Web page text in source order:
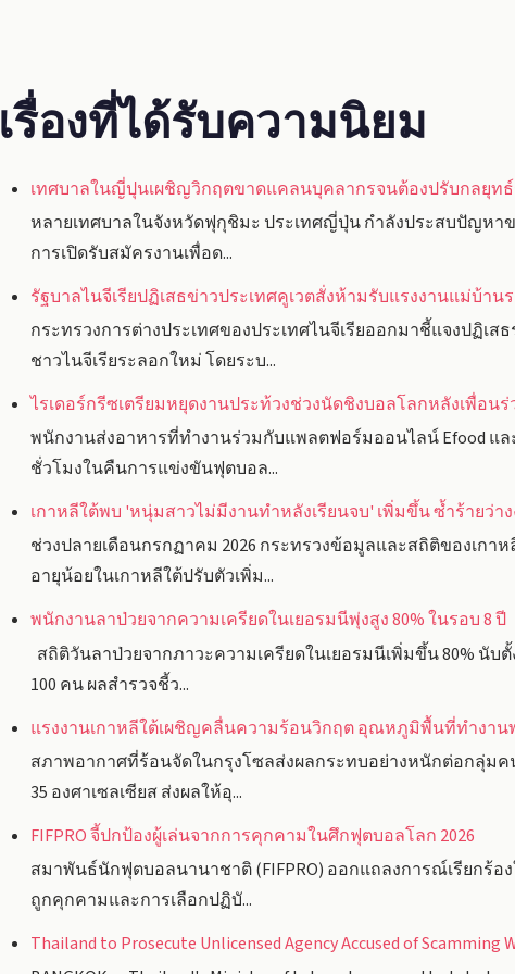
เรื่องที่ได้รับความนิยม
เทศบาลในญี่ปุนเผชิญวิกฤตขาดแคลนบุคลากรจนต้องปรับกลยุท
หลายเทศบาลในจังหวัดฟุกุชิมะ ประเทศญี่ปุ่น กำลังประสบปัญหา
การเปิดรับสมัครงานเพื่อด...
รัฐบาลไนจีเรียปฏิเสธข่าวประเทศคูเวตสั่งห้ามรับแรงงานแม่บ้าน
กระทรวงการต่างประเทศของประเทศไนจีเรียออกมาชี้แจงปฏิเ
ชาวไนจีเรียระลอกใหม่ โดยระบ...
ไรเดอร์กรีซเตรียมหยุดงานประท้วงช่วงนัดชิงบอลโลกหลังเพื่อนร่
พนักงานส่งอาหารที่ทำงานร่วมกับแพลตฟอร์มออนไลน์ Efood แล
ชั่วโมงในคืนการแข่งขันฟุตบอล...
เกาหลีใต้พบ 'หนุ่มสาวไม่มีงานทำหลังเรียนจบ' เพิ่มขึ้น ซ้ำร้ายว่า
ช่วงปลายเดือนกรกฏาคม 2026 กระทรวงข้อมูลและสถิติของเกา
อายุน้อยในเกาหลีใต้ปรับตัวเพิ่ม...
พนักงานลาป่วยจากความเครียดในเยอรมนีพุ่งสูง 80% ในรอบ 8 ปี
สถิติวันลาป่วยจากภาวะความเครียดในเยอรมนีเพิ่มขึ้น 80% นับ
100 คน ผลสำรวจชี้ว...
แรงงานเกาหลีใต้เผชิญคลื่นความร้อนวิกฤต อุณหภูมิพื้นที่ทำงานพุ่
สภาพอากาศที่ร้อนจัดในกรุงโซลส่งผลกระทบอย่างหนักต่อกลุ่ม
35 องศาเซลเซียส ส่งผลให้อุ...
FIFPRO จี้ปกป้องผู้เล่นจากการคุกคามในศึกฟุตบอลโลก 2026
สมาพันธ์นักฟุตบอลนานาชาติ (FIFPRO) ออกแถลงการณ์เรียกร้
ถูกคุกคามและการเลือกปฏิบั...
Thailand to Prosecute Unlicensed Agency Accused of Scamming